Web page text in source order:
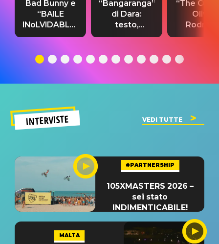
Bad Bunny e
“BAILE
INoLVIDABLE”:
testo,
significato
“Bangaranga”
di Dara:
testo,
traduzione e
del singolo
“The
Olivia
testo,
INTERVISTE VEDI TUTTE
#PARTNERSHIP
105XMASTERS 2026 –
sei stato
INDIMENTICABILE!
MALTA